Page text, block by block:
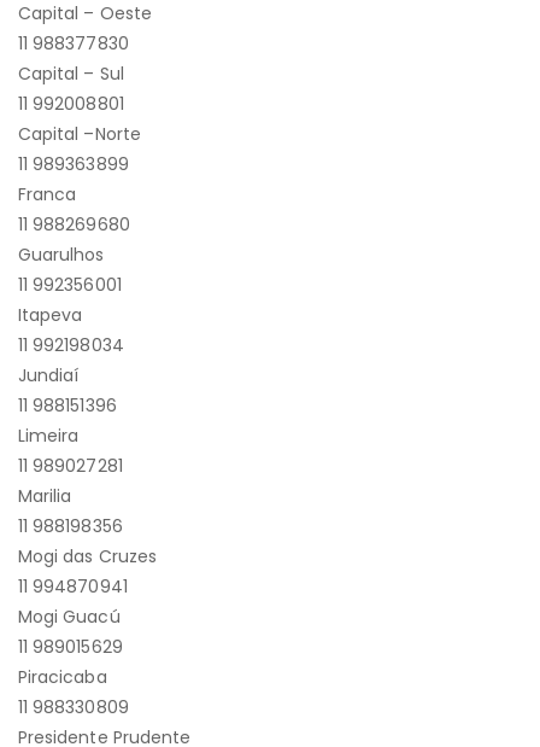
Capital – Oeste
11 988377830
Capital – Sul
11 992008801
Capital –Norte
11 989363899
Franca
11 988269680
Guarulhos
11 992356001
Itapeva
11 992198034
Jundiaí
11 988151396
Limeira
11 989027281
Marilia
11 988198356
Mogi das Cruzes
11 994870941
Mogi Guacú
11 989015629
Piracicaba
11 988330809
Presidente Prudente